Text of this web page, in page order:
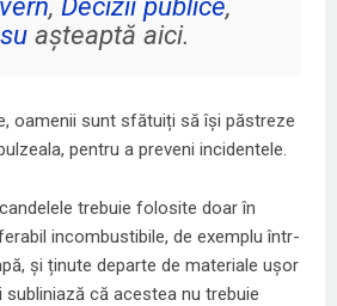
, Decizii publice,
așteaptă aici.
oamenii sunt sfătuiți să își păstreze
pentru a preveni incidentele.
trebuie folosite doar în
incombustibile, de exemplu într-
și ținute departe de materiale ușor
subliniază că acestea nu trebuie